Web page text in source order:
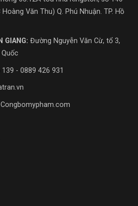
Văn Thu) Q. Phú Nhuận. TP. Hồ
GIANG: Đường Nguyễn Văn Cừ, tổ 3,
Quốc
- 0889 426 931